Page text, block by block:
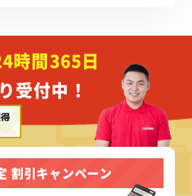
時間365日
受付中！
割引キャンペーン